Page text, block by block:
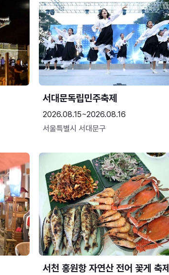
서대문독립민주축제
2026.08.15~2026.08.16
서울특별시 서대문구
서천 홍원항 자연산 전어 꽃게 축제